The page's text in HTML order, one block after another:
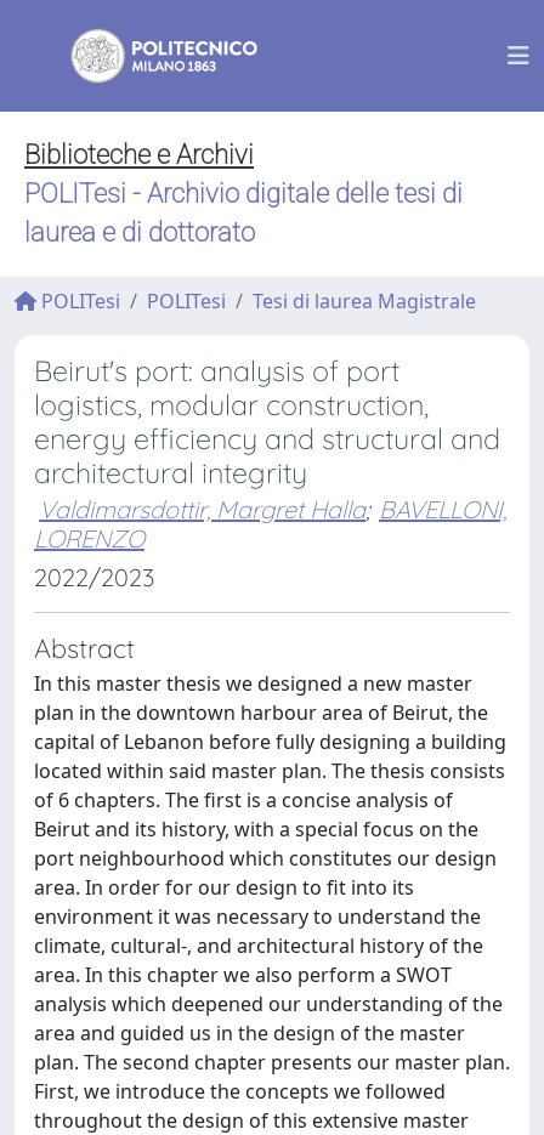
Biblioteche e Archivi
POLITesi - Archivio digitale delle tesi di
laurea e di dottorato
POLITesi POLITesi Tesi di laurea Magistrale
Beirut's port: analysis of port
logistics, modular construction,
energy efficiency and structural and
architectural integrity
Valdimarsdottir, Margret Halla; BAVELLONI,
LORENZO
2022/2023
Abstract
In this master thesis we designed a new master
plan in the downtown harbour area of Beirut, the
capital of Lebanon before fully designing a building
located within said master plan. The thesis consists
of 6 chapters. The first is a concise analysis of
Beirut and its history, with a special focus on the
port neighbourhood which constitutes our design
area. In order for our design to fit into its
environment it was necessary to understand the
climate, cultural-, and architectural history of the
area. In this chapter we also perform a SWOT
analysis which deepened our understanding of the
area and guided us in the design of the master
plan. The second chapter presents our master plan.
First, we introduce the concepts we followed
throughout the design of this extensive master